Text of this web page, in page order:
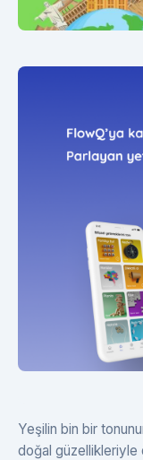
Yeşilin bin bir
doğal güzellikleriyle